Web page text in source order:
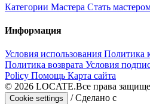
Категории Мастера Стать
Информация
Условия использования Политика
Политика возврата Условия
Policy Помощь Карта сайта
© 2026 LOCATE.Все права
Cookie settings / Сделано с